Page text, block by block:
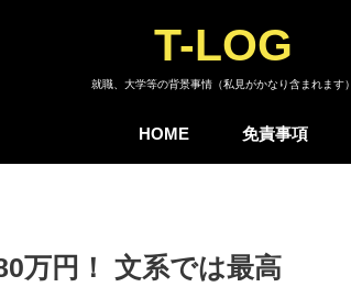
T-LOG
就職、大学等の背景事情（私見がかなり含まれます）
HOME 免責事項
万円！ 文系では最高